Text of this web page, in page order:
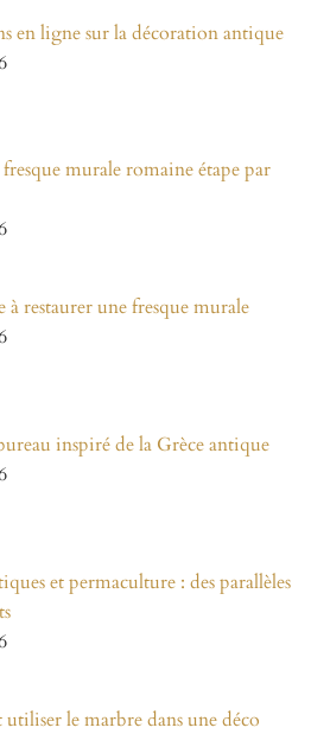
en ligne sur la décoration antique
murale romaine étape par
à restaurer une fresque murale
inspiré de la Grèce antique
et permaculture : des parallèles
le marbre dans une déco